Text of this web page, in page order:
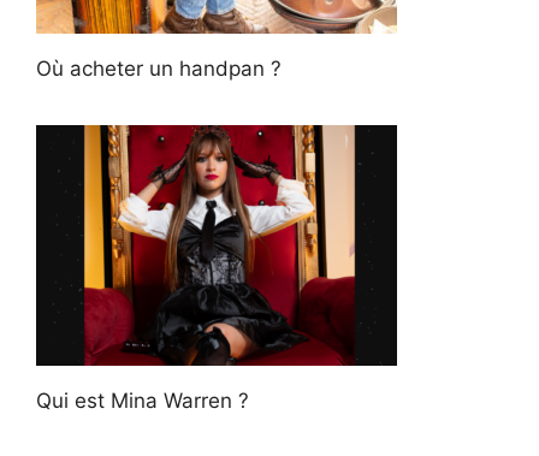
Où acheter un handpan ?
Qui est Mina Warren ?